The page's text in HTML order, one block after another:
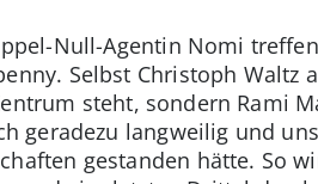
Null-Agentin Nomi
Selbst Christoph
steht, sondern Rami
geradezu langweilig und
gestanden hätte. So